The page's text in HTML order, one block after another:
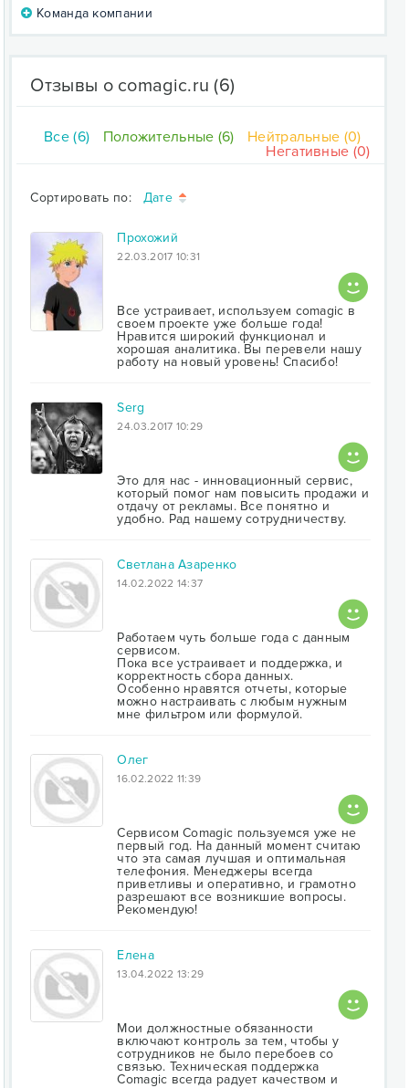
Команда компании
Отзывы о comagic.ru (6)
Все (6) Положительные (6)
Нейтральные (0)
Негативные (0)
Сортировать по: Дате
Прохожий
22.03.2017 10:31
Все устраивает, используем comagic в
своем проекте уже больше года!
Нравится широкий функционал и
хорошая аналитика. Вы перевели нашу
работу на новый уровень! Спасибо!
Serg
24.03.2017 10:29
Это для нас - инновационный сервис,
который помог нам повысить продажи и
отдачу от рекламы. Все понятно и
удобно. Рад нашему сотрудничеству.
Светлана Азаренко
14.02.2022 14:37
Работаем чуть больше года с данным
сервисом.
Пока все устраивает и поддержка, и
корректность сбора данных.
Особенно нравятся отчеты, которые
можно настраивать с любым нужным
мне фильтром или формулой.
Олег
16.02.2022 11:39
Сервисом Comagic пользуемся уже не
первый год. На данный момент считаю
что эта самая лучшая и оптимальная
телефония. Менеджеры всегда
приветливы и оперативно, и грамотно
разрешают все возникшие вопросы.
Рекомендую!
Елена
13.04.2022 13:29
Мои должностные обязанности
включают контроль за тем, чтобы у
сотрудников не было перебоев со
связью. Техническая поддержка
Comagic всегда радует качеством и